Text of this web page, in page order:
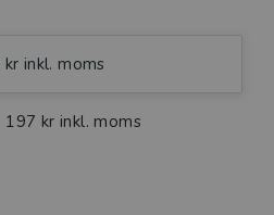
inkl. moms
197 kr inkl. moms